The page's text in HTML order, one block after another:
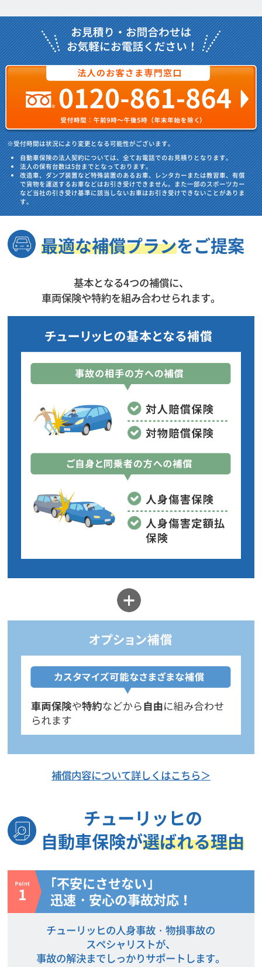
※受付時間は状況により変更となる可能性がございます。
自動車保険の法人契約については、全てお電話でのお見積りとなります。
法人の保有台数は5台までとなっております。
改造車、ダンプ装置など特殊装置のあるお車、レンタカーまたは教習車、有償
で貨物を運送するお車などはお引き受けできません。また一部のスポーツカー
など当社の引き受け基準に該当しないお車はお引き受けできないことがありま
す。
最適な補償プランをご提案
基本となる4つの補償に、
車両保険や特約を組み合わせられます。
補償内容について詳しくはこちら＞
チューリッヒの
自動車保険が選ばれる理由
｢不安にさせない｣
迅速・安心の事故対応！
チューリッヒの人身事故・物損事故の
スペシャリストが、
事故の解決までしっかりサポートします。